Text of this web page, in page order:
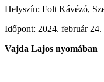
Helyszín: Folt Kávézó,
Időpont: 2024. február 24.
Vajda Lajos nyomában